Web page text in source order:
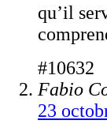
qu’il
#10632
Fabio
23